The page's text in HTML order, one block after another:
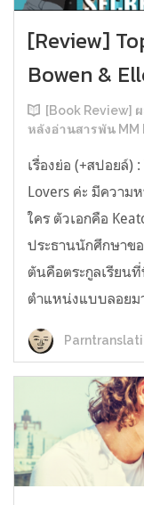
[Review]
Bowen &
[Book Review]
หลังอ่านสารพัน MM
เรื่องย่อ (+สปอยล์)
Lovers ค่ะ มีควา
ใคร ตัวเอกคือ
ประธานนักศึกษาข
ตันคือตระกูลเรียน
ตำแหน่งแบบลอยม